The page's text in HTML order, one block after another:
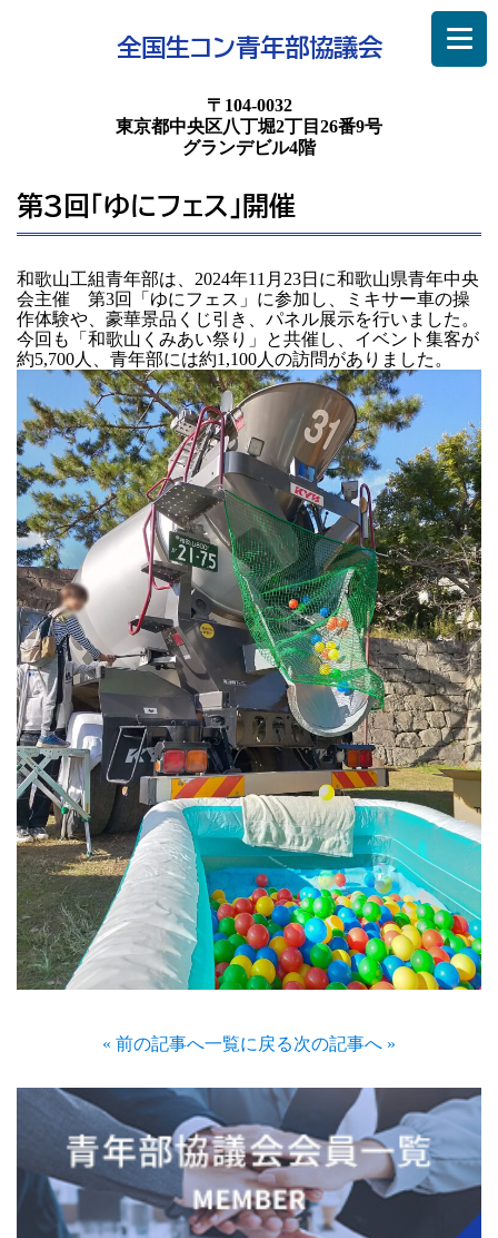
全国生コン青年部協議会
〒104-0032
東京都中央区八丁堀2丁目26番9号
グランデビル4階
第3回「ゆにフェス」開催
和歌山工組青年部は、2024年11月23日に和歌山県青年中央
会主催 第3回「ゆにフェス」に参加し、ミキサー車の操
作体験や、豪華景品くじ引き、パネル展示を行いました。
今回も「和歌山くみあい祭り」と共催し、イベント集客が
約5,700人、青年部には約1,100人の訪問がありました。
« 前の記事へ一覧に戻る次の記事へ »